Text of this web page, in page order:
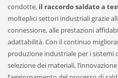
condotte, il raccordo saldato a
molteplici settori industriali grazie
connessione, alle prestazioni
adattabilità. Con il continuo
produzione industriale per i sistemi
selezione dei materiali,